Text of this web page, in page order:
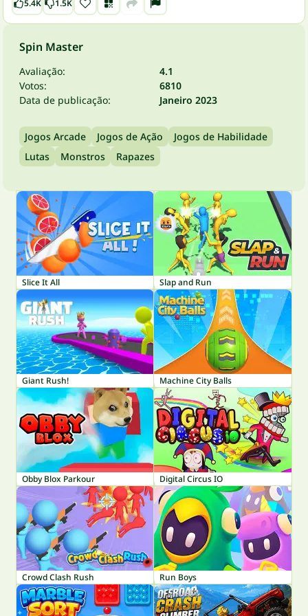
5.4K 1.5K
Spin Master
Avaliação:
4.1
Votos:
6810
Data de publicação:
Janeiro 2023
Jogos Arcade Jogos de Ação
Jogos de Habilidade
Lutas
Monstros Rapazes
Slice It All Slap and Run
Giant Rush! Machine City Balls
Obby Blox Parkour Digital Circus IO
Crowd Clash Rush Run Boys